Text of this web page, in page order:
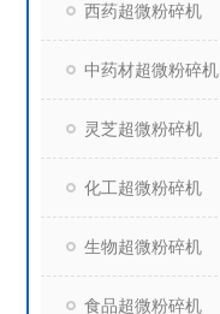
西药超微粉碎机
中药材超微粉碎机
灵芝超微粉碎机
化工超微粉碎机
生物超微粉碎机
食品超微粉碎机